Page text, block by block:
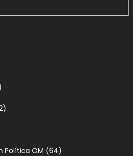
Política OM (64)